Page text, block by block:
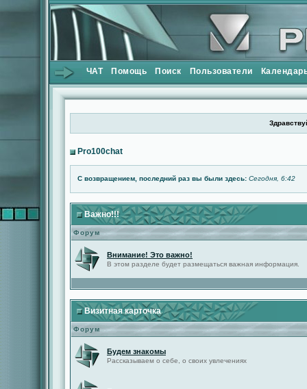
ЧАТ Помощь Поиск Пользователи
Pro100chat
С возвращением, последний раз вы были здесь: Сегодня, 6:42
Важно!!!
Форум
Внимание! Это важно!
В этом разделе будет размещаться важная информация.
Визитная карточка
Форум
Будем знакомы
Рассказываем о себе, о своих увлечениях